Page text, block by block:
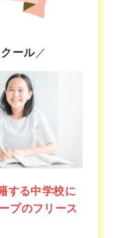
ール／
する中学校に
プのフリース